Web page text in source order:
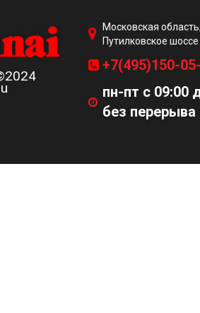
Московская
Путилковское
+7(495)150-
пн-пт с 09:00
без перерыва